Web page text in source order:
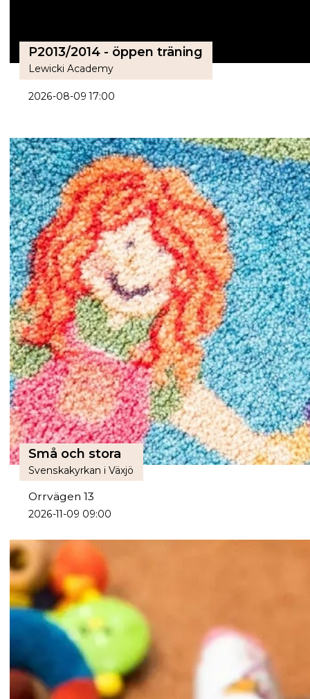
P2013/2014 - öppen träning
Lewicki Academy
2026-08-09 17:00
Små och stora
Svenskakyrkan i Växjö
Orrvägen 13
2026-11-09 09:00